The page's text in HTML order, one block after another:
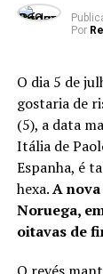
Soccer
Argentina –
Rutherford,
Rodri lifts
Por
O dia 5 de
gostaria de
(5), a data
Itália de
Espanha, é
hexa.A
Noruega,
oitavas de